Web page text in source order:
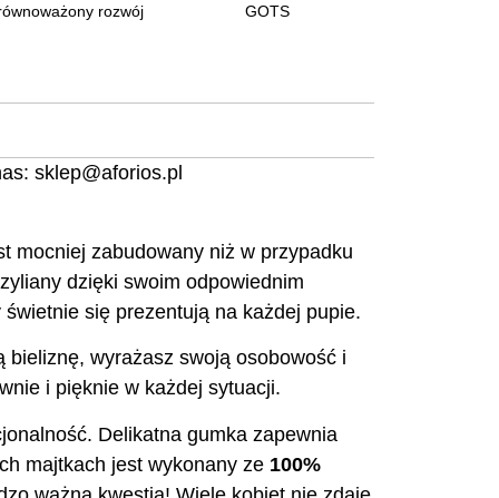
rozwój GOTS
sklep@aforios.pl
mocniej zabudowany niż w przypadku
dzięki swoim odpowiednim
się prezentują na każdej pupie.
wyrażasz swoją osobowość i
i pięknie w każdej sytuacji.
Delikatna gumka zapewnia
majtkach jest wykonany ze 100%